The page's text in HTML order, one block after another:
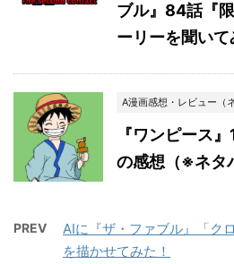
ブル』84話『
ーリーを聞いて
A漫画感想・レビュー（
『ワンピース
の感想（※ネタ
PREV
AIに『ザ・ファブル』「ク
を描かせてみた！